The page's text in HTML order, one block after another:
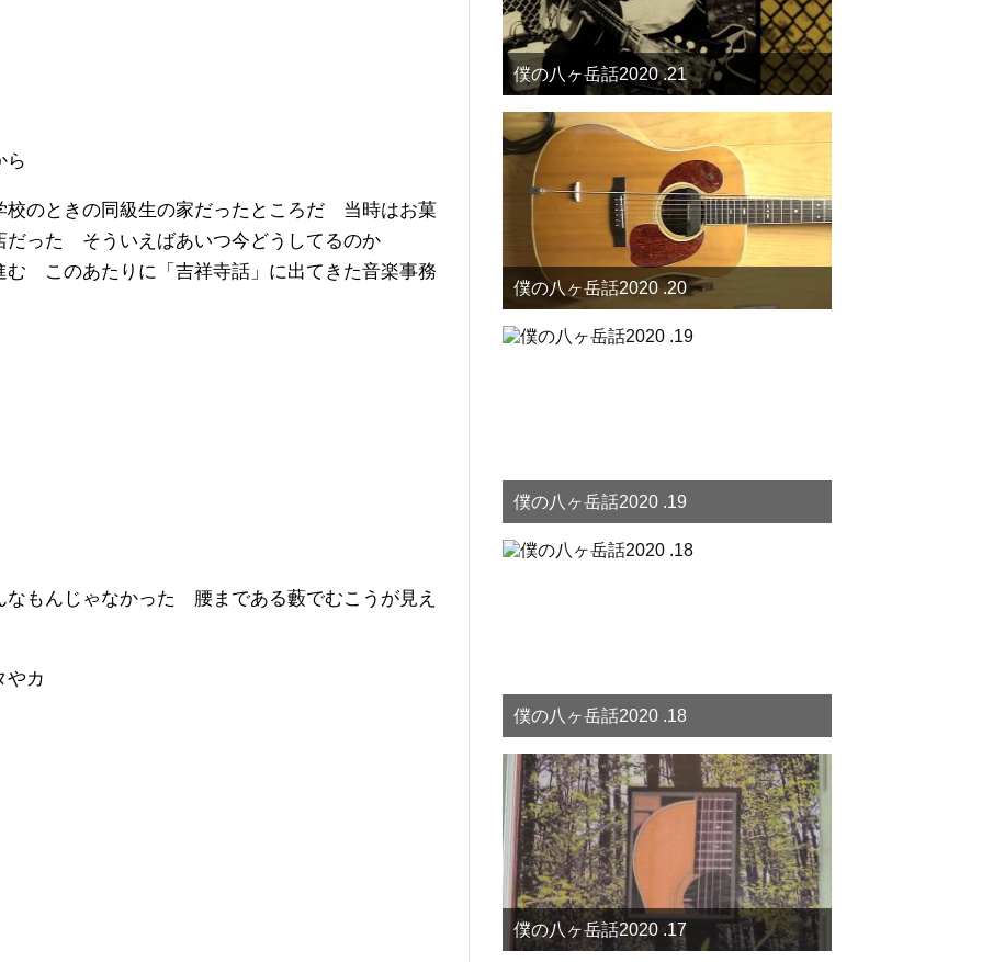
ら
のときの同級生の家だったところだ 当時はお菓
だった そういえばあいつ今どうしてるのか
む このあたりに「吉祥寺話」に出てきた音楽事務
なもんじゃなかった 腰まである藪でむこうが見え
やカ
僕の八ヶ岳話2020 .21
僕の八ヶ岳話2020 .20
僕の八ヶ岳話2020 .19
僕の八ヶ岳話2020 .18
僕の八ヶ岳話2020 .17